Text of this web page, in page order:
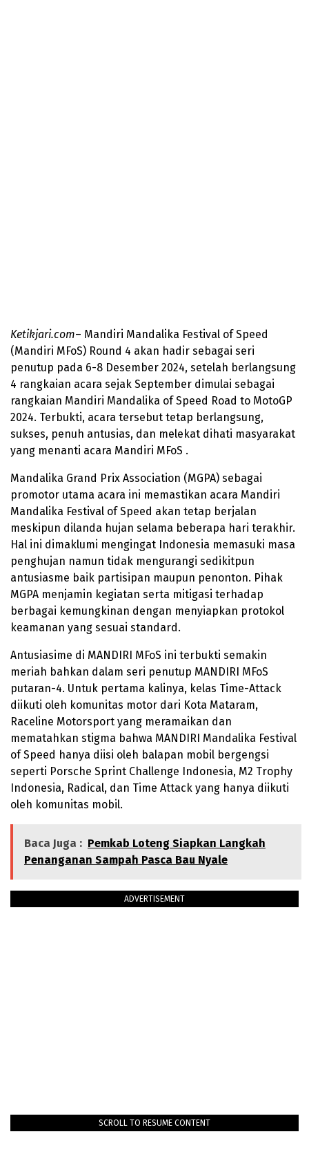
Ketikjari.com– Mandiri Mandalika Festival of Speed
(Mandiri MFoS) Round 4 akan hadir sebagai seri
penutup pada 6-8 Desember 2024, setelah berlangsung
4 rangkaian acara sejak September dimulai sebagai
rangkaian Mandiri Mandalika of Speed Road to MotoGP
2024. Terbukti, acara tersebut tetap berlangsung,
sukses, penuh antusias, dan melekat dihati masyarakat
yang menanti acara Mandiri MFoS .
Mandalika Grand Prix Association (MGPA) sebagai
promotor utama acara ini memastikan acara Mandiri
Mandalika Festival of Speed akan tetap berjalan
meskipun dilanda hujan selama beberapa hari terakhir.
Hal ini dimaklumi mengingat Indonesia memasuki masa
penghujan namun tidak mengurangi sedikitpun
antusiasme baik partisipan maupun penonton. Pihak
MGPA menjamin kegiatan serta mitigasi terhadap
berbagai kemungkinan dengan menyiapkan protokol
keamanan yang sesuai standard.
Antusiasime di MANDIRI MFoS ini terbukti semakin
meriah bahkan dalam seri penutup MANDIRI MFoS
putaran-4. Untuk pertama kalinya, kelas Time-Attack
diikuti oleh komunitas motor dari Kota Mataram,
Raceline Motorsport yang meramaikan dan
mematahkan stigma bahwa MANDIRI Mandalika Festival
of Speed hanya diisi oleh balapan mobil bergengsi
seperti Porsche Sprint Challenge Indonesia, M2 Trophy
Indonesia, Radical, dan Time Attack yang hanya diikuti
oleh komunitas mobil.
Baca Juga : Pemkab Loteng Siapkan Langkah
Penanganan Sampah Pasca Bau Nyale
ADVERTISEMENT
SCROLL TO RESUME CONTENT